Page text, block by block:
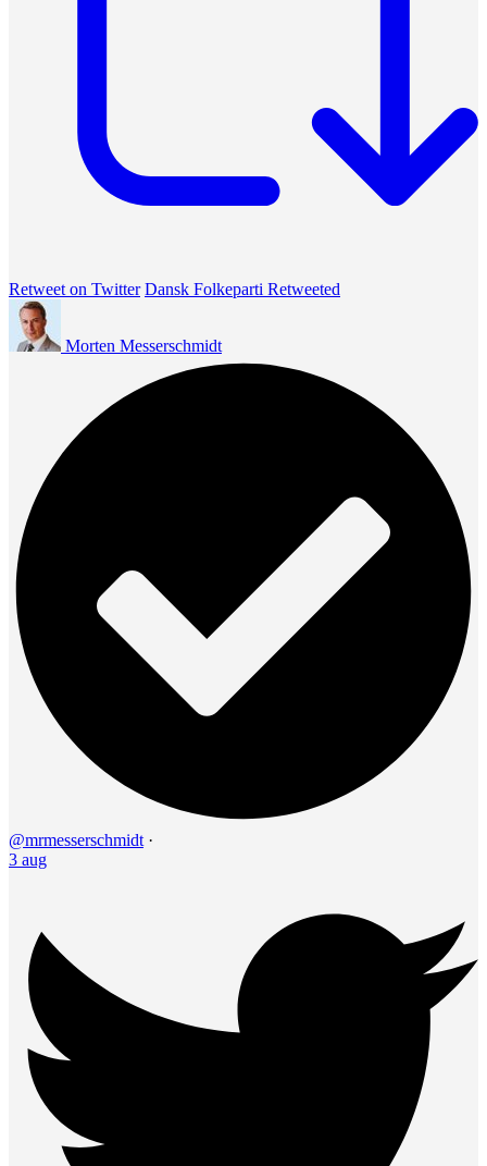
Retweet on Twitter Dansk Folkeparti Retweeted
Morten Messerschmidt
@mrmesserschmidt ·
3 aug